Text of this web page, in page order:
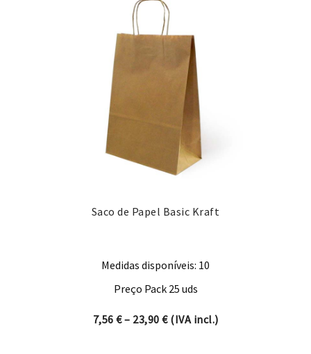
Saco de Papel Basic Kraft
Medidas disponíveis: 10
Preço Pack 25 uds
7,56 €– 23,90 €Price range: 7,56 € through
(IVA incl.)